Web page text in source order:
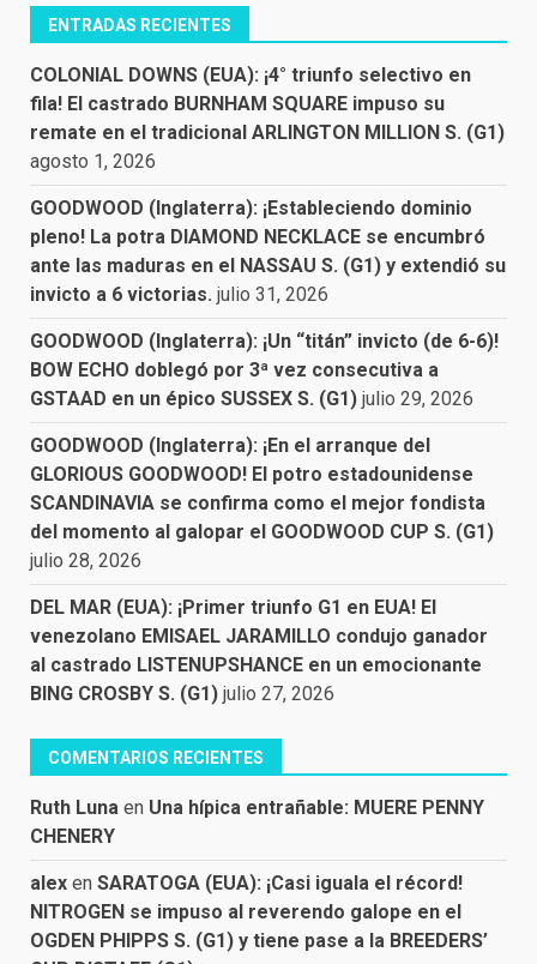
ENTRADAS RECIENTES
COLONIAL DOWNS (EUA): ¡4° triunfo selectivo en
fila! El castrado BURNHAM SQUARE impuso su
remate en el tradicional ARLINGTON MILLION S. (G1)
agosto 1, 2026
GOODWOOD (Inglaterra): ¡Estableciendo dominio
pleno! La potra DIAMOND NECKLACE se encumbró
ante las maduras en el NASSAU S. (G1) y extendió su
invicto a 6 victorias. julio 31, 2026
GOODWOOD (Inglaterra): ¡Un “titán” invicto (de 6-6)!
BOW ECHO doblegó por 3ª vez consecutiva a
GSTAAD en un épico SUSSEX S. (G1) julio 29, 2026
GOODWOOD (Inglaterra): ¡En el arranque del
GLORIOUS GOODWOOD! El potro estadounidense
SCANDINAVIA se confirma como el mejor fondista
del momento al galopar el GOODWOOD CUP S. (G1)
julio 28, 2026
DEL MAR (EUA): ¡Primer triunfo G1 en EUA! El
venezolano EMISAEL JARAMILLO condujo ganador
al castrado LISTENUPSHANCE en un emocionante
BING CROSBY S. (G1) julio 27, 2026
COMENTARIOS RECIENTES
Ruth Luna en Una hípica entrañable: MUERE PENNY
CHENERY
alex en SARATOGA (EUA): ¡Casi iguala el récord!
NITROGEN se impuso al reverendo galope en el
OGDEN PHIPPS S. (G1) y tiene pase a la BREEDERS’